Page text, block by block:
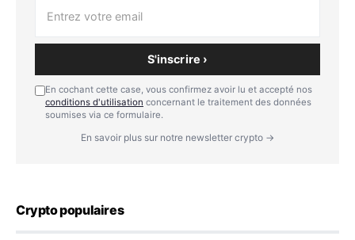
S'inscrire ›
En cochant cette case, vous confirmez avoir lu et accepté nos
conditions d'utilisation concernant le traitement des données
soumises via ce formulaire.
En savoir plus sur notre newsletter crypto →
Crypto populaires